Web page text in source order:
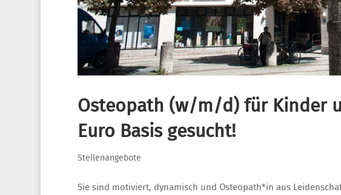
Osteopath (w/m/d) für Kinder
Euro Basis gesucht!
Stellenangebote
Sie sind motiviert, dynamisch und Osteopath*in aus